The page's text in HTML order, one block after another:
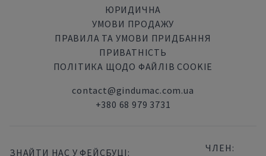
ЮРИДИЧНА
УМОВИ ПРОДАЖУ
ПРАВИЛА ТА УМОВИ ПРИДБАННЯ
ПРИВАТНІСТЬ
ПОЛІТИКА ЩОДО ФАЙЛІВ COOKIE
contact@gindumac.com.ua
+380 68 979 3731
ЗНАЙТИ НАС У ФЕЙСБУЦІ: ЧЛЕН: